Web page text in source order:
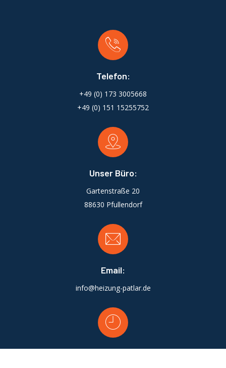
Telefon:
+49 (0) 173 3005668
+49 (0) 151 15255752
Unser Büro:
Gartenstraße 20
88630 Pfullendorf
Email:
info@heizung-patlar.de